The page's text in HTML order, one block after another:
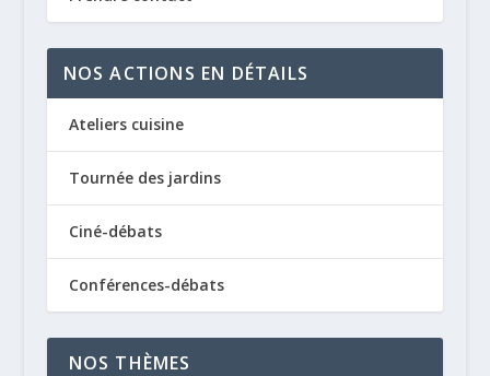
NOS ACTIONS EN DÉTAILS
Ateliers cuisine
Tournée des jardins
Ciné-débats
Conférences-débats
NOS THÈMES